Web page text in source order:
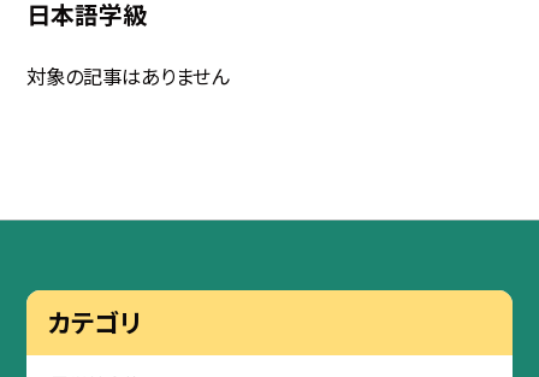
日本語学級
対象の記事はありません
カテゴリ